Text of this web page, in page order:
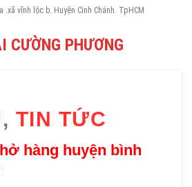
vĩnh lộc b. Huyện Cình Chánh. TpHCM
CƯỜNG PHƯƠNG
, TIN TỨC
hàng huyện bình